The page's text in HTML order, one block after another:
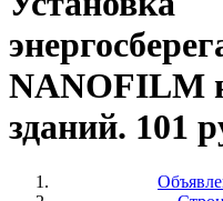
NANOFILM
зданий. 101